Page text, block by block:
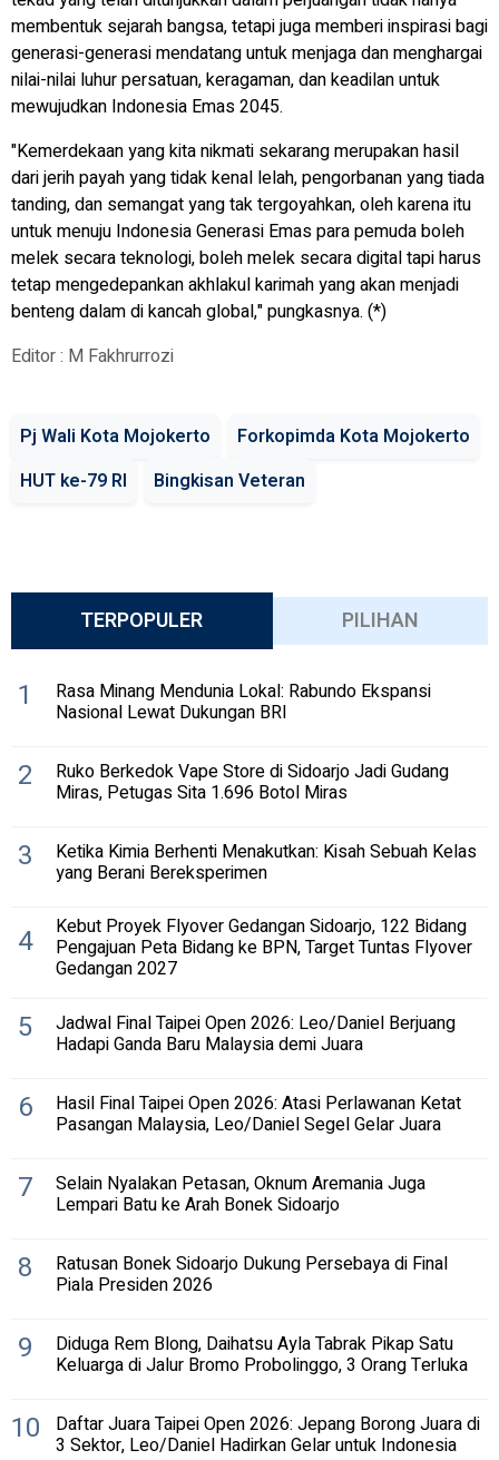
membentuk sejarah bangsa, tetapi juga memberi inspirasi bagi
generasi-generasi mendatang untuk menjaga dan menghargai
nilai-nilai luhur persatuan, keragaman, dan keadilan untuk
mewujudkan Indonesia Emas 2045.
"Kemerdekaan yang kita nikmati sekarang merupakan hasil
dari jerih payah yang tidak kenal lelah, pengorbanan yang tiada
tanding, dan semangat yang tak tergoyahkan, oleh karena itu
untuk menuju Indonesia Generasi Emas para pemuda boleh
melek secara teknologi, boleh melek secara digital tapi harus
tetap mengedepankan akhlakul karimah yang akan menjadi
benteng dalam di kancah global," pungkasnya. (*)
Editor : M Fakhrurrozi
Pj Wali Kota Mojokerto
Forkopimda Kota Mojokerto
HUT ke-79 RI
Bingkisan Veteran
TERPOPULER PILIHAN
1 Rasa Minang Mendunia Lokal: Rabundo Ekspansi
Nasional Lewat Dukungan BRI
2 Ruko Berkedok Vape Store di Sidoarjo Jadi Gudang
Miras, Petugas Sita 1.696 Botol Miras
3 Ketika Kimia Berhenti Menakutkan: Kisah Sebuah Kelas
yang Berani Bereksperimen
4 Kebut Proyek Flyover Gedangan Sidoarjo, 122 Bidang
Pengajuan Peta Bidang ke BPN, Target Tuntas Flyover
Gedangan 2027
5 Jadwal Final Taipei Open 2026: Leo/Daniel Berjuang
Hadapi Ganda Baru Malaysia demi Juara
6 Hasil Final Taipei Open 2026: Atasi Perlawanan Ketat
Pasangan Malaysia, Leo/Daniel Segel Gelar Juara
7 Selain Nyalakan Petasan, Oknum Aremania Juga
Lempari Batu ke Arah Bonek Sidoarjo
8 Ratusan Bonek Sidoarjo Dukung Persebaya di Final
Piala Presiden 2026
9 Diduga Rem Blong, Daihatsu Ayla Tabrak Pikap Satu
Keluarga di Jalur Bromo Probolinggo, 3 Orang Terluka
10 Daftar Juara Taipei Open 2026: Jepang Borong Juara di
3 Sektor, Leo/Daniel Hadirkan Gelar untuk Indonesia